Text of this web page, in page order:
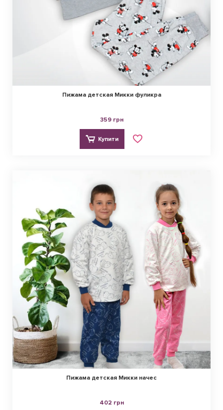
Пижама детская Микки фуликра
359 грн
Купити
Пижама детская Микки начес
402 грн